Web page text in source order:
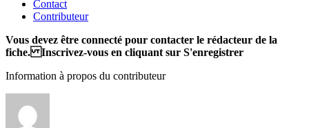
Contact
Contributeur
Vous devez être connecté pour contacter le rédacteur de la
fiche. Inscrivez-vous en cliquant sur S'enregistrer
Information à propos du contributeur